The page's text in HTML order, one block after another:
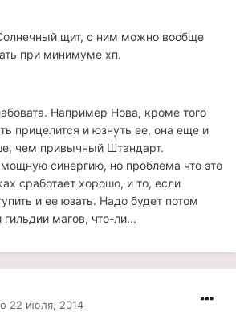
щит, с ним можно вообще
при минимуме хп.
Например Нова, кроме того
прицелится и юзнуть ее, она еще и
чем привычный Штандарт.
синергию, но проблема что это
сработает хорошо, и то, если
и ее юзать. Надо будет потом
гильдии магов, что-ли...
22 июля, 2014